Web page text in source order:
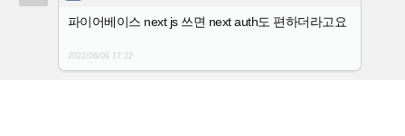
파이어베이스 next js 쓰면 next auth도 편하더라고요
2022/06/0917:22